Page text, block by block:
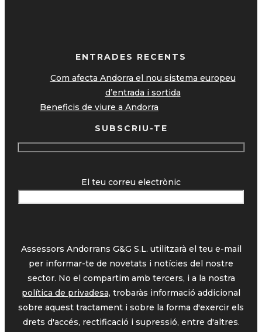
ENTRADES RECENTS
Com afecta Andorra el nou sistema europeu
d’entrada i sortida
Beneficis de viure a Andorra
SUBSCRIU-TE
El teu correu electrònic
Assessors Andorrans G&G S.L. utilitzarà el teu e-mail
per informar-te de novetats i notícies del nostre
sector. No el compartim amb tercers, i a la nostra
política de privadesa, trobaràs informació addicional
sobre aquest tractament i sobre la forma d'exercir els
drets d'accés, rectificació i supressió, entre d'altres.